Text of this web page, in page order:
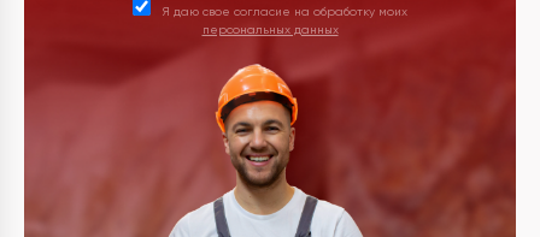
Я даю свое согласие на обработку моих
персональных данных